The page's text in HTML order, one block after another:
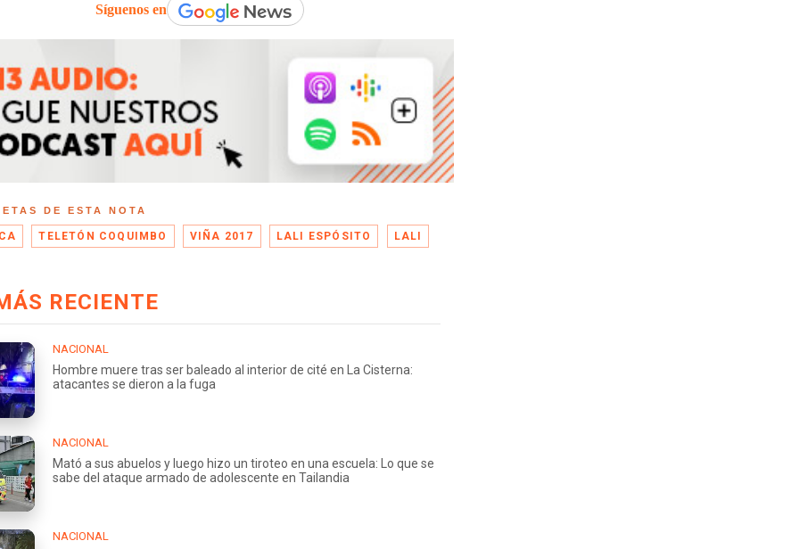
Síguenos en
DE ESTA NOTA
TELETÓN COQUIMBO VIÑA 2017 LALI ESPÓSITO LALI
RECIENTE
NACIONAL
Hombre muere tras ser baleado al interior de cité en La Cisterna:
atacantes se dieron a la fuga
NACIONAL
Mató a sus abuelos y luego hizo un tiroteo en una escuela: Lo que se
sabe del ataque armado de adolescente en Tailandia
NACIONAL